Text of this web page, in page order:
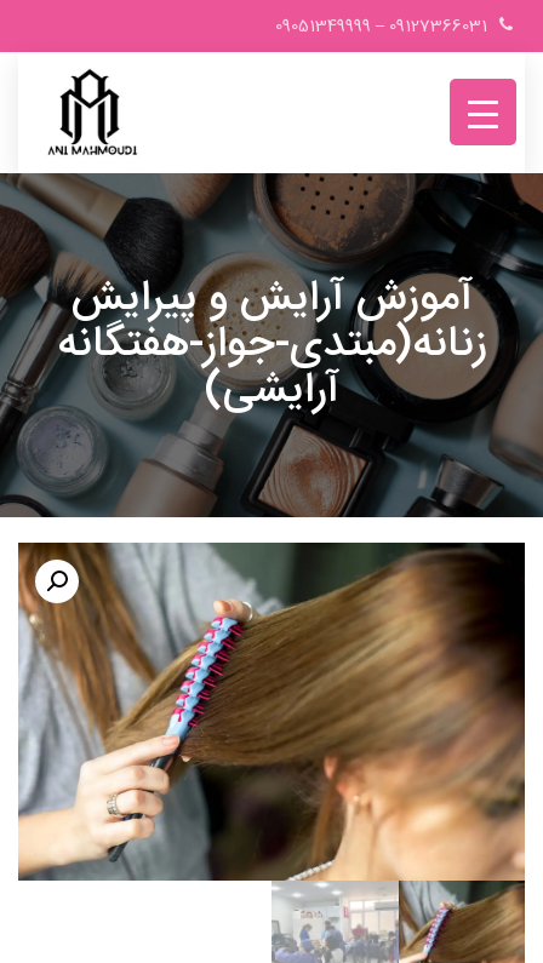
09127366031
–
09051349999
آموزش آرایش و پیرایش
زنانه(مبتدی-جواز-هفتگانه
آرایشی)